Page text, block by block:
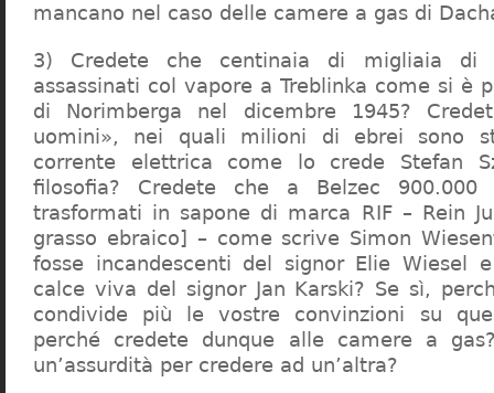
mancano nel caso delle camere a gas di
3) Credete che centinaia di migliaia di
assassinati col vapore a Treblinka come si è
di Norimberga nel dicembre 1945?
uomini», nei quali milioni di ebrei sono
corrente elettrica come lo crede Stefan
filosofia? Credete che a Belzec
trasformati in sapone di marca RIF – Rein
grasso ebraico] – come scrive Simon
fosse incandescenti del signor Elie Wiesel
calce viva del signor Jan Karski? Se sì,
condivide più le vostre convinzioni su
perché credete dunque alle camere a
un’assurdità per credere ad un’altra?